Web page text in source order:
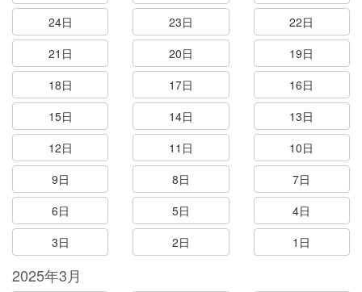
24日
23日
22日
21日
20日
19日
18日
17日
16日
15日
14日
13日
12日
11日
10日
9日
8日
7日
6日
5日
4日
3日
2日 1日
2025年3月